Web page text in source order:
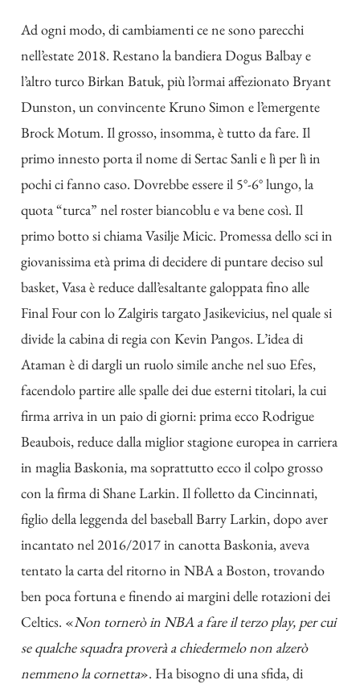
Ad ogni modo, di cambiamenti ce ne sono parecchi
nell’estate 2018. Restano la bandiera Dogus Balbay e
l’altro turco Birkan Batuk, più l’ormai affezionato Bryant
Dunston, un convincente Kruno Simon e l’emergente
Brock Motum. Il grosso, insomma, è tutto da fare. Il
primo innesto porta il nome di Sertac Sanli e lì per lì in
pochi ci fanno caso. Dovrebbe essere il 5°-6° lungo, la
quota “turca” nel roster biancoblu e va bene così. Il
primo botto si chiama Vasilje Micic. Promessa dello sci in
giovanissima età prima di decidere di puntare deciso sul
basket, Vasa è reduce dall’esaltante galoppata fino alle
Final Four con lo Zalgiris targato Jasikevicius, nel quale si
divide la cabina di regia con Kevin Pangos. L’idea di
Ataman è di dargli un ruolo simile anche nel suo Efes,
facendolo partire alle spalle dei due esterni titolari, la cui
firma arriva in un paio di giorni: prima ecco Rodrigue
Beaubois, reduce dalla miglior stagione europea in carriera
in maglia Baskonia, ma soprattutto ecco il colpo grosso
con la firma di Shane Larkin. Il folletto da Cincinnati,
figlio della leggenda del baseball Barry Larkin, dopo aver
incantato nel 2016/2017 in canotta Baskonia, aveva
tentato la carta del ritorno in NBA a Boston, trovando
ben poca fortuna e finendo ai margini delle rotazioni dei
Celtics. «Non tornerò in NBA a fare il terzo play, per cui
se qualche squadra proverà a chiedermelo non alzerò
nemmeno la cornetta». Ha bisogno di una sfida, di